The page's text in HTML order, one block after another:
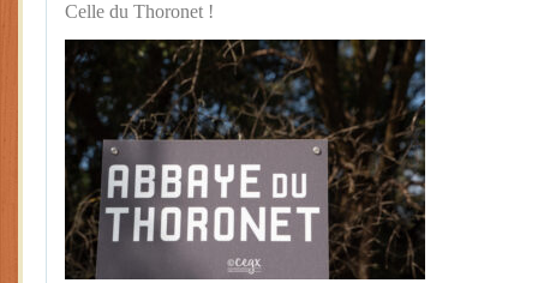
Celle du Thoronet !